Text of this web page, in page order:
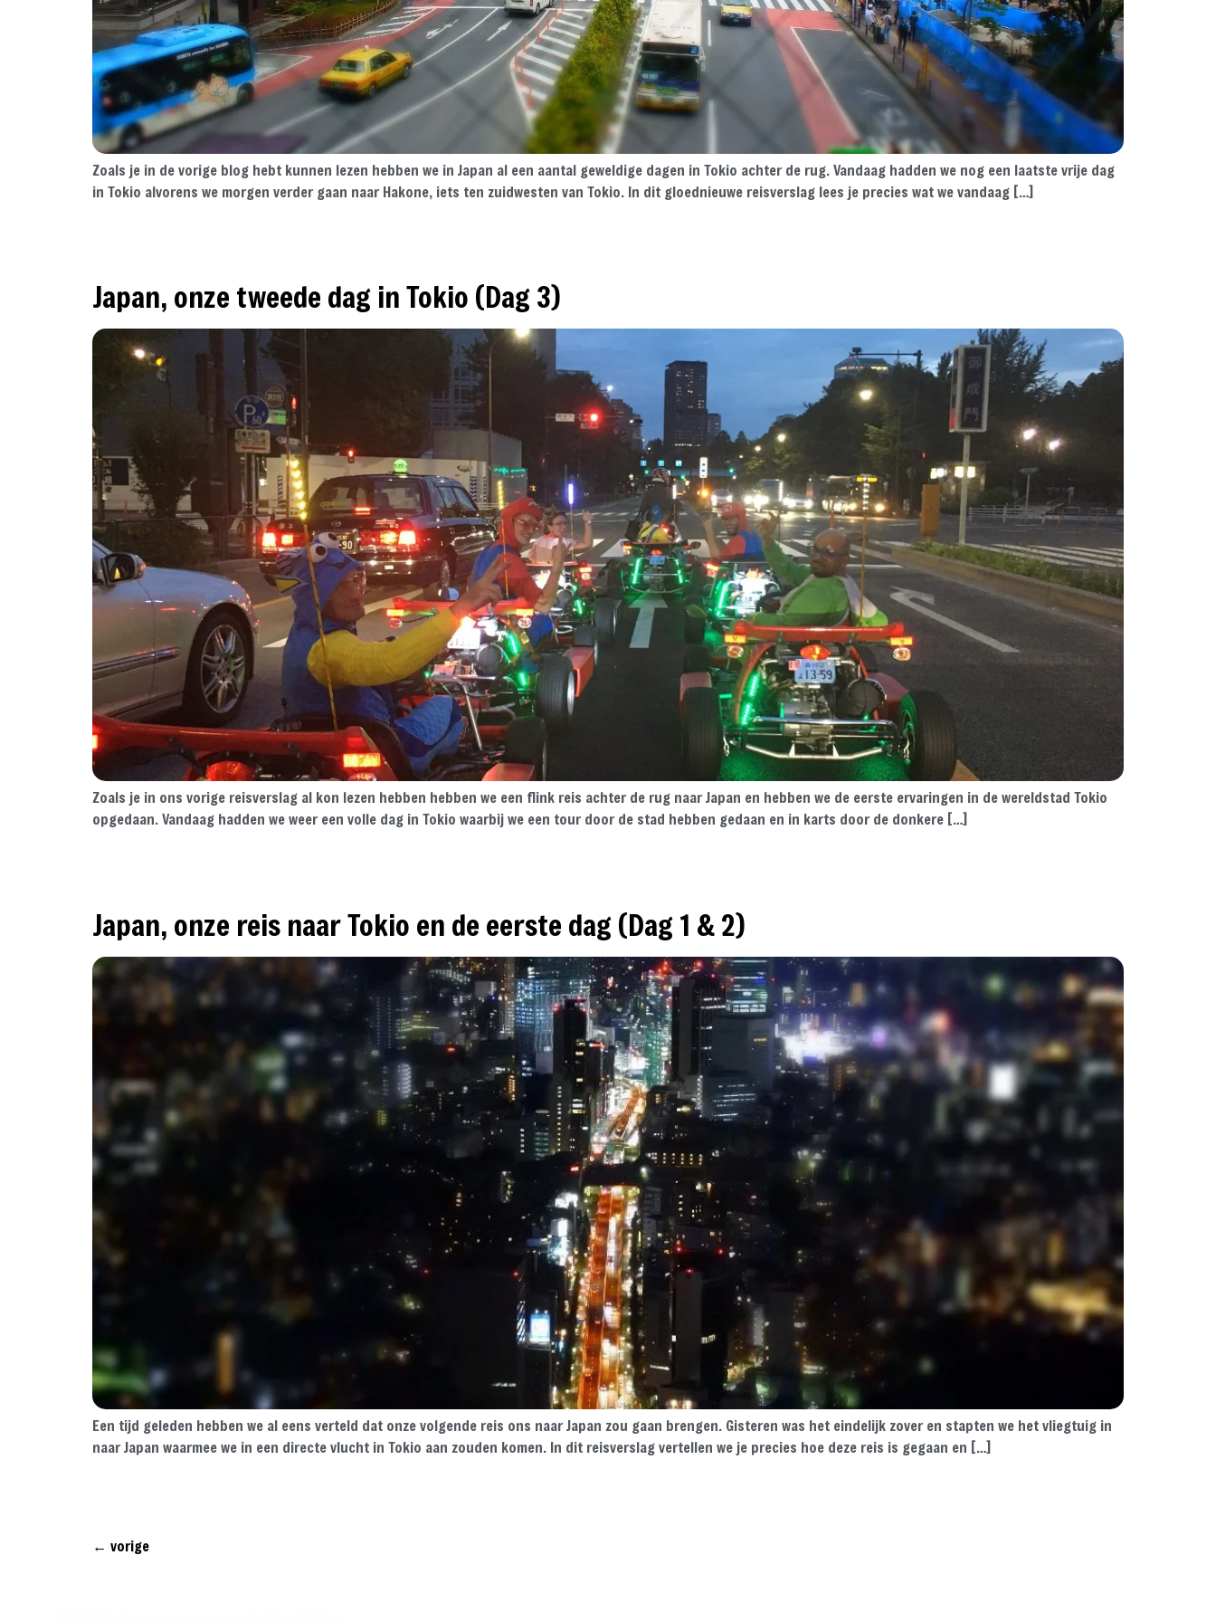
Zoals je in de vorige blog hebt kunnen lezen hebben we in Japan al een aantal geweldige dagen in Tokio achter de rug. Vandaag hadden we nog een laatste vrije dag
in Tokio alvorens we morgen verder gaan naar Hakone, iets ten zuidwesten van Tokio. In dit gloednieuwe reisverslag lees je precies wat we vandaag […]
Japan, onze tweede dag in Tokio (Dag 3)
Zoals je in ons vorige reisverslag al kon lezen hebben hebben we een flink reis achter de rug naar Japan en hebben we de eerste ervaringen in de wereldstad Tokio
opgedaan. Vandaag hadden we weer een volle dag in Tokio waarbij we een tour door de stad hebben gedaan en in karts door de donkere […]
Japan, onze reis naar Tokio en de eerste dag (Dag 1 & 2)
Een tijd geleden hebben we al eens verteld dat onze volgende reis ons naar Japan zou gaan brengen. Gisteren was het eindelijk zover en stapten we het vliegtuig in
naar Japan waarmee we in een directe vlucht in Tokio aan zouden komen. In dit reisverslag vertellen we je precies hoe deze reis is gegaan en […]
← vorige